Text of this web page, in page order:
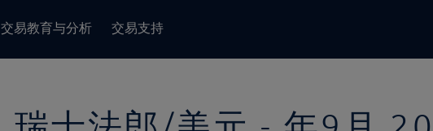
交易教育与分析 交易支持